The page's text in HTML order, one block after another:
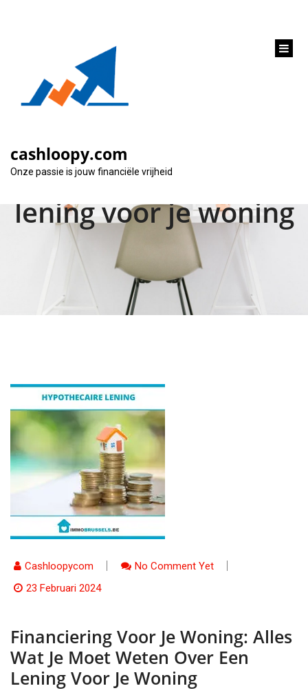
cashloopy.com
Onze passie is jouw financiële vrijheid
Financiering voor je
woning: Alles wat je
moet weten over een
lening voor je woning
Cashloopycom
No Comment Yet
23 Februari 2024
Financiering Voor Je Woning: Alles
Wat Je Moet Weten Over Een
Lening Voor Je Woning